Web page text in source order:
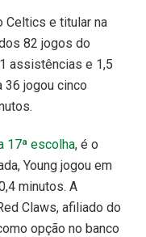
Celtics e titular na
82 jogos do
assistências e 1,5
36 jogou cinco
17ª escolha, é o
Young jogou em
minutos. A
Claws, afiliado do
opção no banco